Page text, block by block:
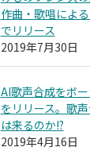
作曲・歌唱によ
でリリース
2019年7月30日
AI歌声合成をボ
をリリース。歌
は来るのか!?
2019年4月16日